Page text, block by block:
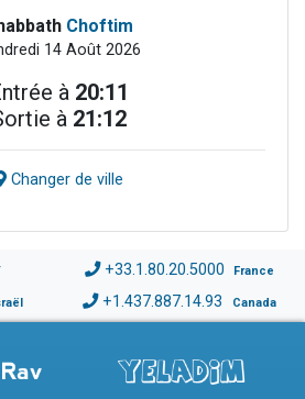
Choftim
14 Août 2026
à 20:11
à 21:12
Changer de ville
+33.1.80.20.5000 France
+1.437.887.14.93 Canada